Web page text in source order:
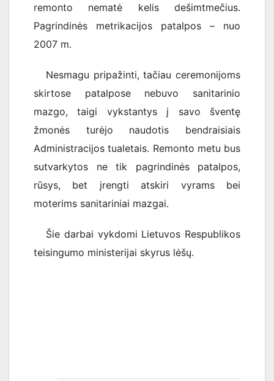
remonto nematė kelis dešimtmečius.
Pagrindinės metrikacijos patalpos – nuo
2007 m.
Nesmagu pripažinti, tačiau ceremonijoms
skirtose patalpose nebuvo sanitarinio
mazgo, taigi vykstantys į savo šventę
žmonės turėjo naudotis bendraisiais
Administracijos tualetais. Remonto metu bus
sutvarkytos ne tik pagrindinės patalpos,
rūsys, bet įrengti atskiri vyrams bei
moterims sanitariniai mazgai.
Šie darbai vykdomi Lietuvos Respublikos
teisingumo ministerijai skyrus lėšų.